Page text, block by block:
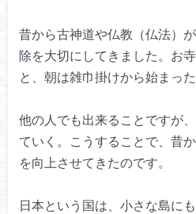
昔から古神道や仏教（仏法）が
除を大切にしてきました。 お
と、 朝は雑巾掛けから始まった
他の人でも出来ることですが、
ていく。
こうすることで、昔
を向上させてきたのです。
日本という国は、小さな島にも